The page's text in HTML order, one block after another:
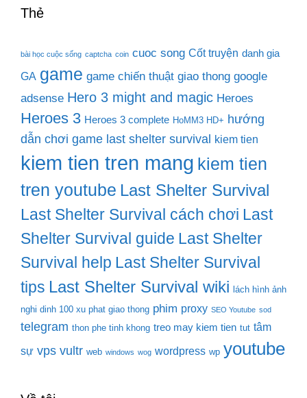
Thẻ
bài học cuộc sống captcha coin cuoc song Cốt truyện danh gia
GA game game chiến thuật giao thong google
adsense Hero 3 might and magic Heroes
Heroes 3 Heroes 3 complete HoMM3 HD+ hướng
dẫn chơi game last shelter survival kiem tien
kiem tien tren mang kiem tien
tren youtube Last Shelter Survival
Last Shelter Survival cách chơi Last
Shelter Survival guide Last Shelter
Survival help Last Shelter Survival
tips Last Shelter Survival wiki lách hình ảnh
nghi dinh 100 xu phat giao thong phim proxy SEO Youtube sod
telegram thon phe tinh khong treo may kiem tien tut tâm
sự vps vultr web windows wog wordpress wp youtube